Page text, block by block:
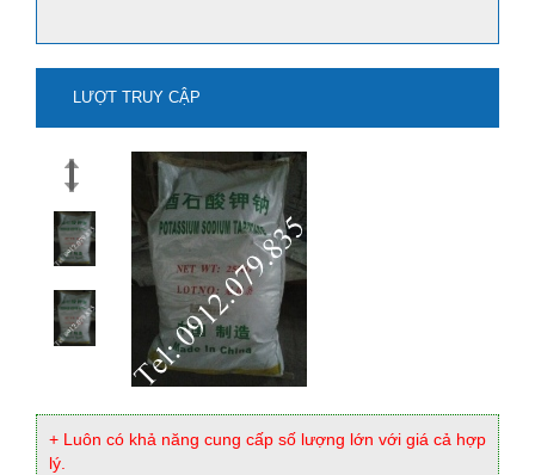
mua natri stanat-na2sno3 ở đâu?
LƯỢT TRUY CẬP
+ Luôn có khả năng cung cấp số lượng lớn với giá cả hợp
lý.